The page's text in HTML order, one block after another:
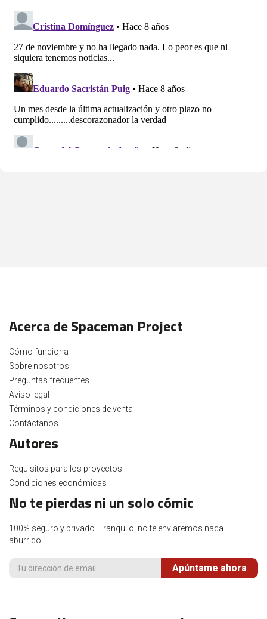
Acerca de Spaceman Project
Cómo funciona
Sobre nosotros
Preguntas frecuentes
Aviso legal
Términos y condiciones de venta
Contáctanos
Autores
Requisitos para los proyectos
Condiciones económicas
No te pierdas ni un solo cómic
100% seguro y privado. Tranquilo, no te enviaremos nada
aburrido.
Apúntame ahora